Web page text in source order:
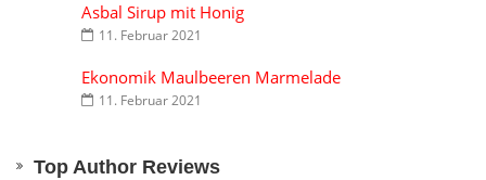
Asbal Sirup mit Honig
11. Februar 2021
Ekonomik Maulbeeren Marmelade
11. Februar 2021
Top Author Reviews